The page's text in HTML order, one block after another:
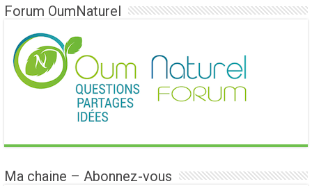
Forum OumNaturel
Ma chaine – Abonnez-vous